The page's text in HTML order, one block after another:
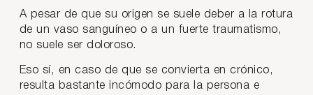
A pesar de que su origen se suele deber a la rotura
de un vaso sanguíneo o a un fuerte traumatismo,
no suele ser doloroso.
Eso sí, en caso de que se convierta en crónico,
resulta bastante incómodo para la persona e